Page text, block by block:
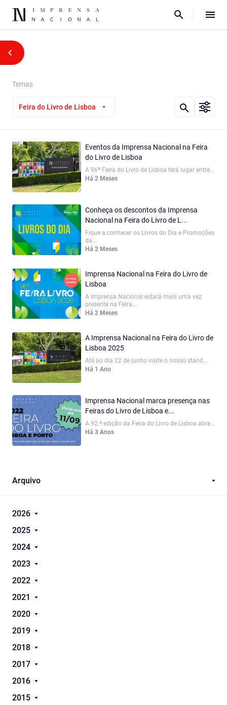
Temas
Feira do Livro de Lisboa
Eventos da Imprensa Nacional na Feira
do Livro de Lisboa
A 96ª Feira do Livro de Lisboa terá lugar entre...
Há 2 Meses
Conheça os descontos da Imprensa
Nacional na Feira do Livro de L...
Fique a conhecer os Livros do Dia e Promoções
da...
Há 2 Meses
Imprensa Nacional na Feira do Livro de
Lisboa
A Imprensa Nacional estará mais uma vez
presente na Feira...
Há 2 Meses
A Imprensa Nacional na Feira do Livro de
Lisboa 2025
Até ao dia 22 de junho visite o nosso stand...
Há 1 Ano
Imprensa Nacional marca presença nas
Feiras do Livro de Lisboa e...
A 92.ª edição da Feira do Livro de Lisboa abre...
Há 3 Anos
Arquivo
2026
2025
2024
2023
2022
2021
2020
2019
2018
2017
2016
2015